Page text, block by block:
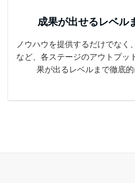
成果が出せるレベル
ノウハウを提供するだけでなく
など、各ステージのアウトプッ
果が出るレベルまで徹底的